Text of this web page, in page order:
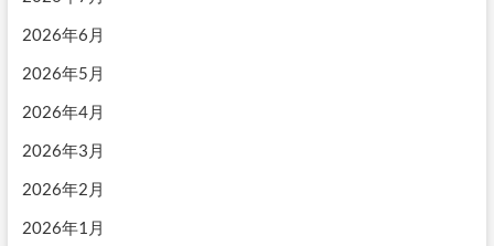
2026年6月
2026年5月
2026年4月
2026年3月
2026年2月
2026年1月